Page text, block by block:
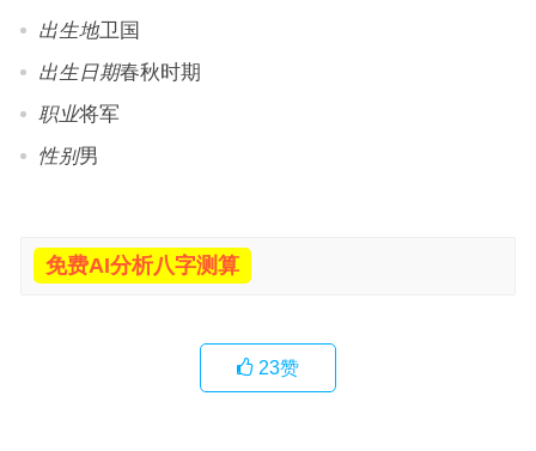
出生地卫国
出生日期春秋时期
职业将军
性别男
免费AI分析八字测算
23赞